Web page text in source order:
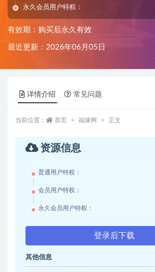
永久会员用户特权：
有效期：购买后永久有效
最近更新：2026年06月05日
详情介绍 常见问题
当前位置： 首页 福缘网 正文
资源信息
普通用户特权：
会员用户特权：
永久会员用户特权：
登录后下载
其他信息